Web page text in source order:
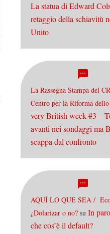
La statua di Edward
retaggio della schiavitù
Unito
La Rassegna Stampa del
Centro per la Riforma
very British week #3 –
avanti nei sondaggi ma
scappa dal confronto
AQUÍ LO QUE SEA /
¿Dolarizar o no? su In
che cos’è il default?